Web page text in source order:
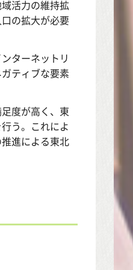
活力の維持拡
の拡大が必要
ターネットリ
ティブな要素
度が高く、東
う。これによ
進による東北